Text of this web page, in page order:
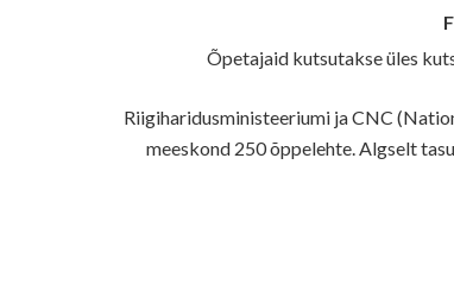
Õpetajaid kutsutakse üles
Riigiharidusministeeriumi ja CNC
meeskond 250 õppelehte. Algselt